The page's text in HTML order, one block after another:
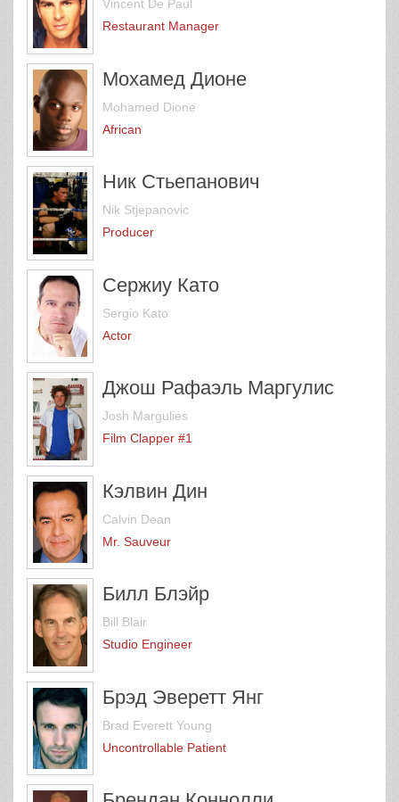
Vincent De Paul
Restaurant Manager
Мохамед Дионе
Mohamed Dione
African
Ник Стьепанович
Nik Stjepanovic
Producer
Сержиу Като
Sergio Kato
Actor
Джош Рафаэль Маргулис
Josh Margulies
Film Clapper #1
Кэлвин Дин
Calvin Dean
Mr. Sauveur
Билл Блэйр
Bill Blair
Studio Engineer
Брэд Эверетт Янг
Brad Everett Young
Uncontrollable Patient